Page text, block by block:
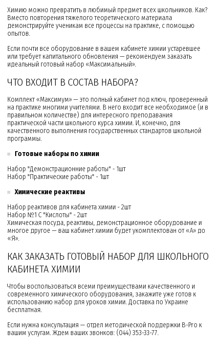
Химию можно превратить в любимый предмет всех школьников. Как?
Вместо повторения тяжелого теоретического материала
демонстрируйте ученикам все процессы на практике, с помощью
опытов.
Если почти все оборудование в вашем кабинете химии устаревшее
или требует капитального обновления — рекомендуем заказать
идеальный готовый набор «Максимальный».
ЧТО ВХОДИТ В СОСТАВ НАБОРА?
Комплект «Максимум» — это полный кабинет под ключ, проверенный
на практике многими учителями. В него входит все необходимое (и в
правильном количестве) для интересного преподавания
практической части школьного курса химии. И, конечно, для
качественного выполнения государственных стандартов школьной
программы.
Готовые наборы по химии
Набор "Демонстрационние работы" - 1шт
Набор "Практические работы" - 1шт
Химические реактивы
Набор реактивов для кабинета химии - 2шт
Набор №1 С "Кислоты" - 2шт
Химическая посуда, реактивы, демонстрационное оборудование и
многое другое — ваш кабинет химии будет укомплектован от «А» до
«Я».
КАК ЗАКАЗАТЬ ГОТОВЫЙ НАБОР ДЛЯ ШКОЛЬНОГО
КАБИНЕТА ХИМИИ
Чтобы воспользоваться всеми преимуществами качественного и
современного химического оборудования, закажите уже готов к
использованию набор для уроков химии. Доставка по Украине
бесплатная.
Если нужна консультация — отдел методической поддержки B-Pro к
вашим услугам. Ждем ваших звонков: (044) 353-33-77.